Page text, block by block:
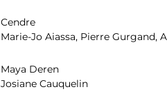
Cendre
Marie-Jo Aiassa, Pierre Gurgand,
Maya Deren
Josiane Cauquelin